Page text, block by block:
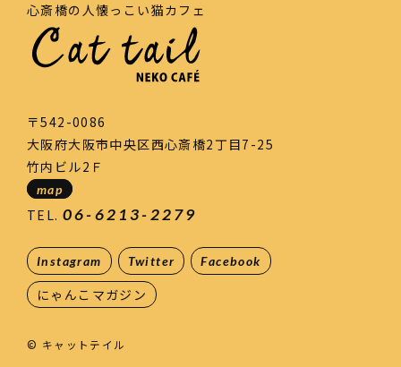
心斎橋の人懐っこい猫カフェ
〒542-0086
大阪府大阪市中央区西心斎橋2丁目7-25
竹内ビル2Ｆ
map
TEL. 06-6213-2279
Instagram Twitter Facebook
にゃんこマガジン
© キャットテイル